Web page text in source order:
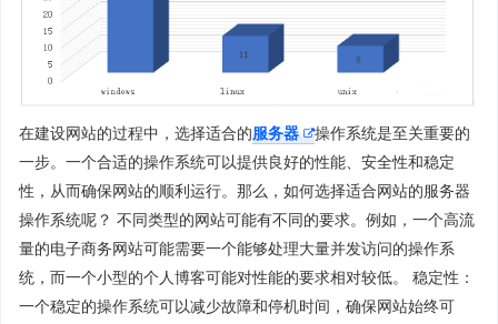
在建设网站的过程中，选择适合的服务器
操作系统是至关重要的
一步。一个合适的操作系统可以提供良好的性能、安全性和稳定
性，从而确保网站的顺利运行。那么，如何选择适合网站的服务器
操作系统呢？ 不同类型的网站可能有不同的要求。例如，一个高流
量的电子商务网站可能需要一个能够处理大量并发访问的操作系
统，而一个小型的个人博客可能对性能的要求相对较低。 稳定性：
一个稳定的操作系统可以减少故障和停机时间，确保网站始终可